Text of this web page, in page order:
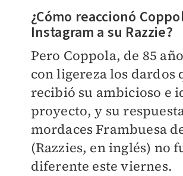
¿Cómo reaccionó
Instagram a su Razzie?
Pero Coppola, de 85
con ligereza los dardos
recibió su ambicioso e
proyecto, y su
mordaces Frambuesa
(Razzies, en inglés) no
diferente este viernes.